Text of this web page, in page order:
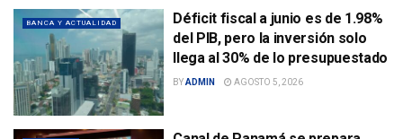
BANCA Y ACTUALIDAD
Déficit fiscal a junio es de 1.98%
del PIB, pero la inversión solo
llega al 30% de lo presupuestado
BYADMIN AGOSTO 5, 2026